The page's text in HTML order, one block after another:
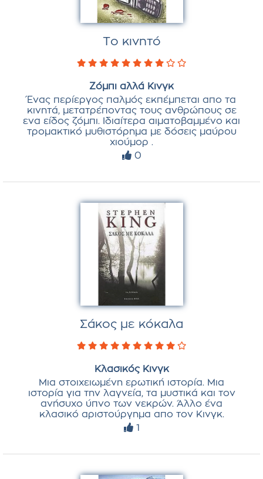
Το κινητό
Ζόμπι αλλά Κινγκ
Ένας περίεργος παλμός εκπέμπεται απο τα
κινητά, μετατρέποντας τους ανθρώπους σε
ενα είδος ζόμπι. Ιδιαίτερα αιματοβαμμένο και
τρομακτικό μυθιστόρημα με δόσεις μαύρου
χιούμορ .
0
Σάκος με κόκαλα
Κλασικός Κινγκ
Μια στοιχειωμένη ερωτική ιστορία. Μια
ιστορία για την λαγνεία, τα μυστικά και τον
ανήσυχο ύπνο των νεκρών. Άλλο ένα
κλασικό αριστούργημα απο τον Κινγκ.
1